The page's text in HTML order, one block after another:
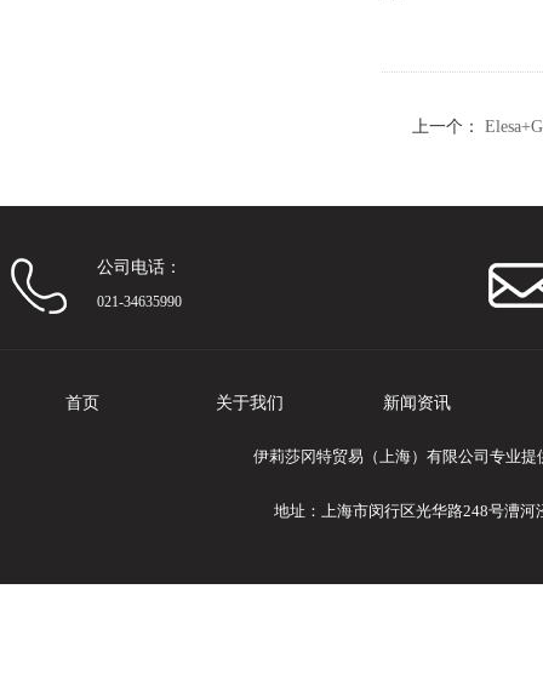
上一个：
公司电话：
021-34635990
首页 关于我们 新闻资讯
伊莉莎冈特贸易（上海）有限公司专业提
地址：上海市闵行区光华路248号漕